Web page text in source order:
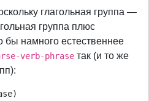
глагольная группа —
группа плюс
бы намного естественнее
verb-phrase так (и то же